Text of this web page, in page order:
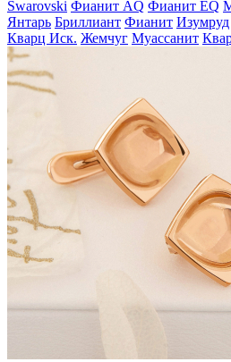
Swarovski Фианит AQ Фианит EQ
Янтарь Бриллиант Фианит Изумруд
Кварц Иск. Жемчуг Муассанит